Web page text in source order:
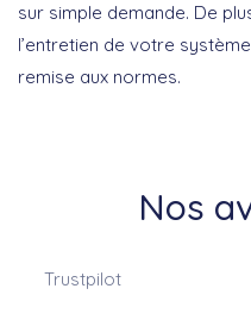
sur simple demande. De
l’entretien de votre
remise aux normes.
Nos
Trustpilot